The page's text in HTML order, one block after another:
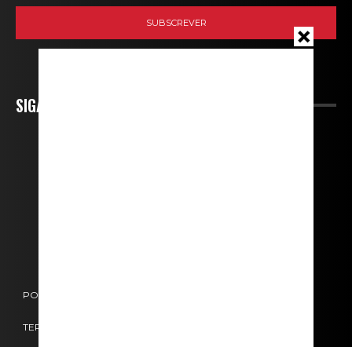
SIGA-NOS
POLÍTICA DE COOKIES
TERMOS E CONDIÇÕES